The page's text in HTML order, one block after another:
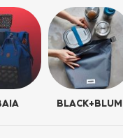
BLACK+BLUM